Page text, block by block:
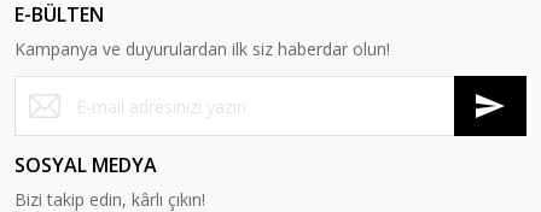
E-BÜLTEN
Kampanya ve duyurulardan ilk siz haberdar olun!
SOSYAL MEDYA
Bizi takip edin, kârlı çıkın!